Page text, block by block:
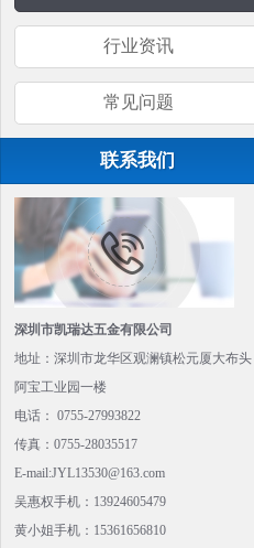
行业资讯
常见问题
联系我们
深圳市凯瑞达五金有限公司
地址：深圳市龙华区观澜镇松元厦大布头
阿宝工业园一楼
电话： 0755-27993822
传真：0755-28035517
E-mail:JYL13530@163.com
吴惠权手机：13924605479
黄小姐手机：15361656810